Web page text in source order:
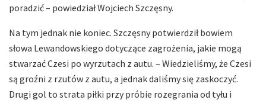
poradzić – powiedział Wojciech Szczęsny.
Na tym jednak nie koniec. Szczęsny potwierdził bowiem
słowa Lewandowskiego dotyczące zagrożenia, jakie mogą
stwarzać Czesi po wyrzutach z autu. – Wiedzieliśmy, że Czesi
są groźni z rzutów z autu, a jednak daliśmy się zaskoczyć.
Drugi gol to strata piłki przy próbie rozegrania od tyłu i